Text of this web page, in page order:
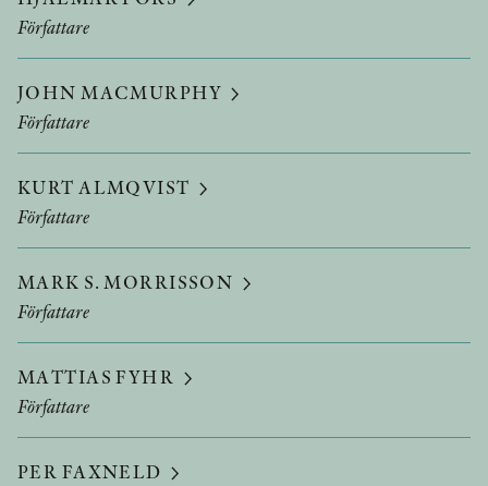
Författare
JOHN MACMURPHY
Författare
KURT ALMQVIST
Författare
MARK S. MORRISSON
Författare
MATTIAS FYHR
Författare
PER FAXNELD